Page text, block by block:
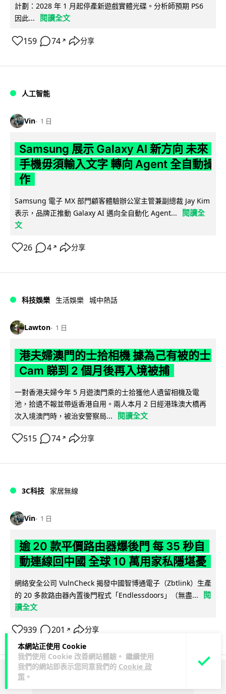
本網站正使用 Cookie
我們使用 Cookie 改善網站體驗。 繼續使用
我們的網站即表示您同意我們的 Cookie 政
策 。
計劃：2028 年 1 月起停產新遊戲實體光碟。分析師預期 PS6
因此...
閱讀全文
159 74 ↗ 分享
人工智能
Vin 1 日
Samsung 展示 Galaxy AI 新方向 未來
手機毋須輸入文字 轉向 Agent 全自動操
作
Samsung 電子 MX 部門顧客體驗辦公室主管兼副總裁 Jay Kim
表示，品牌正推動 Galaxy AI 邁向全自動化 Agent...
閱讀全
文
26 4 ↗ 分享
科技娛樂 生活娛樂 城中熱話
Lawton 1 日
港夫婦澳門的士拾相機 據為己有被的士
Cam 睇到 2 個月後再入境被捕
一對香港夫婦今年 5 月遊澳門乘的士拾獲他人遺留相機及電
池，拾遺不報並帶返香港自用。兩人本月 2 日經港珠澳大橋再
次入境澳門時，被治安警察局...
閱讀全文
515 74 ↗ 分享
3C科技 家居無線
Vin 1 日
逾 20 款平價路由器爆後門 每 35 秒自
動連線回中國 全球 10 萬用家私隱堪憂
網絡安全公司 VulnCheck 揭發中國智博通電子（Zbtlink）生產
的 20 多款路由器內置後門程式「Endlessdoors」（無盡...
閱
讀全文
939 201 ↗ 分享